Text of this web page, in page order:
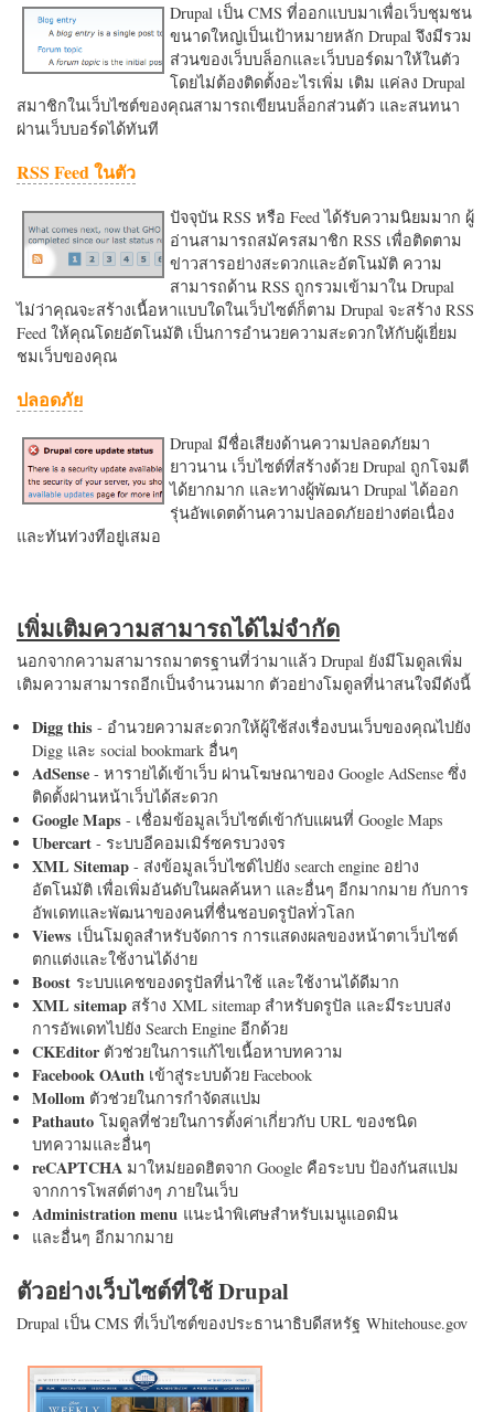
Drupal เป็น CMS ที่ออกแบบมาเพื่อเว็บชุมชน
ขนาดใหญ่เป็นเป้าหมายหลัก Drupal จึงมีรวม
ส่วนของเว็บบล็อกและเว็บบอร์ดมาให้ในตัว
โดยไม่ต้องติดตั้งอะไรเพิ่ม เติม แค่ลง Drupal
สมาชิกในเว็บไซต์ของคุณสามารถเขียนบล็อกส่วนตัว และสนทนา
ผ่านเว็บบอร์ดได้ทันที
RSS Feed ในตัว
ปัจจุบัน RSS หรือ Feed ได้รับความนิยมมาก ผู้
อ่านสามารถสมัครสมาชิก RSS เพื่อติดตาม
ข่าวสารอย่างสะดวกและอัตโนมัติ ความ
สามารถด้าน RSS ถูกรวมเข้ามาใน Drupal
ไม่ว่าคุณจะสร้างเนื้อหาแบบใดในเว็บไซต์ก็ตาม Drupal จะสร้าง RSS
Feed ให้คุณโดยอัตโนมัติ เป็นการอำนวยความสะดวกใหักับผู้เยี่ยม
ชมเว็บของคุณ
ปลอดภัย
Drupal มีชื่อเสียงด้านความปลอดภัยมา
ยาวนาน เว็บไซต์ที่สร้างด้วย Drupal ถูกโจมตี
ได้ยากมาก และทางผู้พัฒนา Drupal ได้ออก
รุ่นอัพเดตด้านความปลอดภัยอย่างต่อเนื่อง
และทันท่วงทีอยู่เสมอ
เพิ่มเติมความสามารถได้ไม่จำกัด
นอกจากความสามารถมาตรฐานที่ว่ามาแล้ว Drupal ยังมีโมดูลเพิ่ม
เติมความสามารถอีกเป็นจำนวนมาก ตัวอย่างโมดูลที่น่าสนใจมีดังนี้
Digg this - อำนวยความสะดวกให้ผู้ใช้ส่งเรื่องบนเว็บของคุณไปยัง
Digg และ social bookmark อื่นๆ
AdSense - หารายได้เข้าเว็บ ผ่านโฆษณาของ Google AdSense ซึ่ง
ติดตั้งผ่านหน้าเว็บได้สะดวก
Google Maps - เชื่อมข้อมูลเว็บไซต์เข้ากับแผนที่ Google Maps
Ubercart - ระบบอีคอมเมิร์ซครบวงจร
XML Sitemap - ส่งข้อมูลเว็บไซต์ไปยัง search engine อย่าง
อัตโนมัติ เพื่อเพิ่มอันดับในผลค้นหา และอื่นๆ อีกมากมาย กับการ
อัพเดทและพัฒนาของคนที่ชื่นชอบดรูปัลทั่วโลก
Views เป็นโมดูลสำหรับจัดการ การแสดงผลของหน้าตาเว็บไซต์
ตกแต่งและใช้งานได้ง่าย
Boost ระบบแคชของดรูปัลที่น่าใช้ และใช้งานได้ดีมาก
XML sitemap สร้าง XML sitemap สำหรับดรูปัล และมีระบบส่ง
การอัพเดทไปยัง Search Engine อีกด้วย
CKEditorตัวช่วยในการแก้ไขเนื้อหาบทความ
Facebook OAuth เข้าสู่ระบบด้วย Facebook
Mollom ตัวช่วยในการกำจัดสแปม
Pathauto โมดูลที่ช่วยในการตั้งค่าเกี่ยวกับ URL ของชนิด
บทความและอื่นๆ
reCAPTCHA มาใหม่ยอดฮิตจาก Google คือระบบ ป้องกันสแปม
จากการโพสต์ต่างๆ ภายในเว็บ
Administration menu แนะนำพิเศษสำหรับเมนูแอดมิน
และอื่นๆ อีกมากมาย
ตัวอย่างเว็บไซต์ที่ใช้ Drupal
Drupal เป็น CMS ที่เว็บไซต์ของประธานาธิบดีสหรัฐ Whitehouse.gov